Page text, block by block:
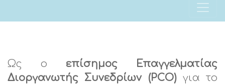
Ως ο επίσημος Επαγγελματίας
Διοργανωτής Συνεδρίων (PCO) για το